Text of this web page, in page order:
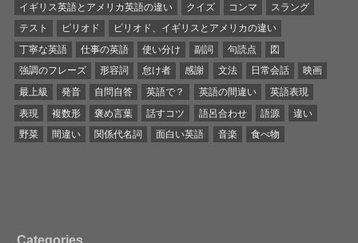
イギリス英語とアメリカ英語の違い
クイズ コンマ
スラング
テスト
ピリオド
ピリオド、イギリスとアメリカの違い
丁寧な英語
仕事の英語 使い分け 副詞 句読点
図
強調のフレーズ
形容詞 怠け者 感謝 文法 日常会話
映画
最上級
発音 自問自答 英語で？ 英語の間違い
英語表現
表現
複数形 褒め言葉 話すコツ 語呂合わせ 語源
違い
野菜
間違い 関係代名詞 面白い英語 音楽 食べ物
Categories